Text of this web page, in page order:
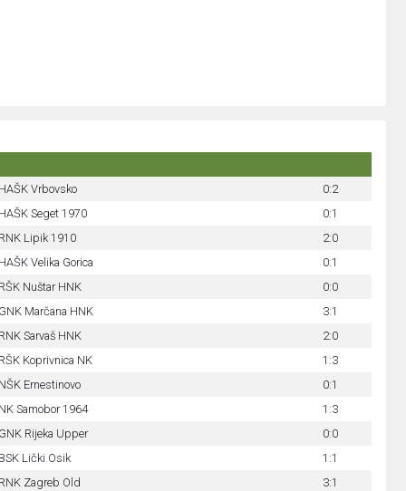
HAŠK Vrbovsko
0:2
HAŠK Seget 1970
0:1
RNK Lipik 1910
2:0
HAŠK Velika Gorica
0:1
RŠK Nuštar HNK
0:0
GNK Marčana HNK
3:1
RNK Sarvaš HNK
2:0
RŠK Koprivnica NK
1:3
NŠK Ernestinovo
0:1
NK Samobor 1964
1:3
GNK Rijeka Upper
0:0
BSK Lički Osik
1:1
RNK Zagreb Old
3:1